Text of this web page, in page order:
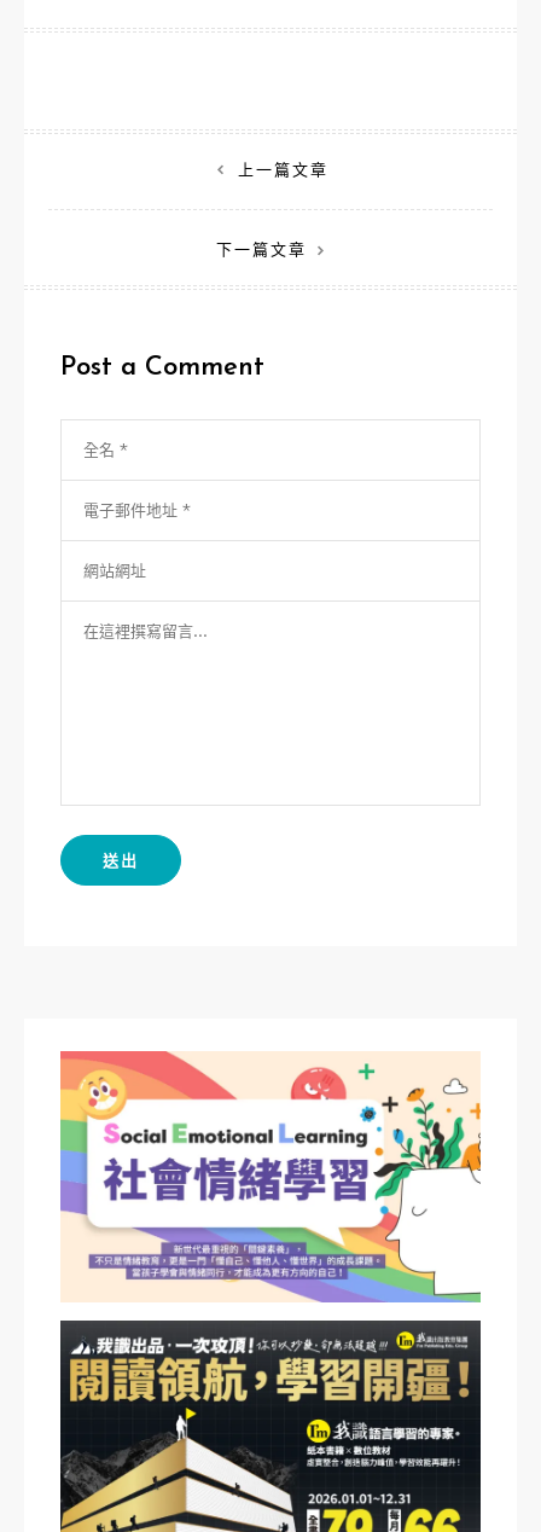
章
上一篇文章
下一篇文章
Post a Comment